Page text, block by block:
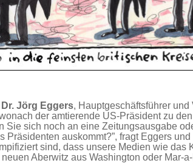
Dr. Jörg Eggers, Hauptgeschäftsführer
der amtierende US-Präsident zu
Sie sich noch an eine Zeitungsausgabe
auskommt?”, fragt Eggers
sind, dass unsere Medien wie das
Aberwitz aus Washington oder Mar-